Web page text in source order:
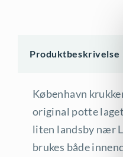
Produktbeskrivelse
København
original potte laget
liten landsby nær
brukes både